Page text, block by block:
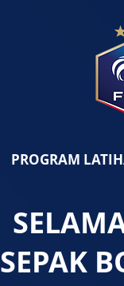
SEPAK
PROGRAM